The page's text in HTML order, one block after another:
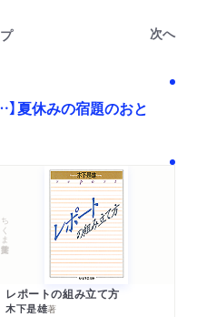
次へ
夏休みの宿題のおと
ちくま学芸文庫
レポートの組み立て方
木下是雄著